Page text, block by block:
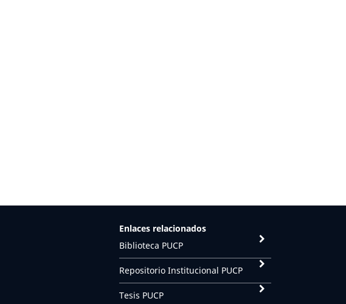
Enlaces relacionados
Biblioteca PUCP
Repositorio Institucional PUCP
Tesis PUCP